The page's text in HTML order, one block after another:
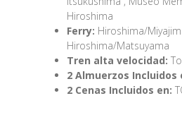
Hiroshima
Ferry: Hiroshima/
Hiroshima/Matsuyama
Tren alta velocidad:
2 Almuerzos Incluidos
2 Cenas Incluidos en: